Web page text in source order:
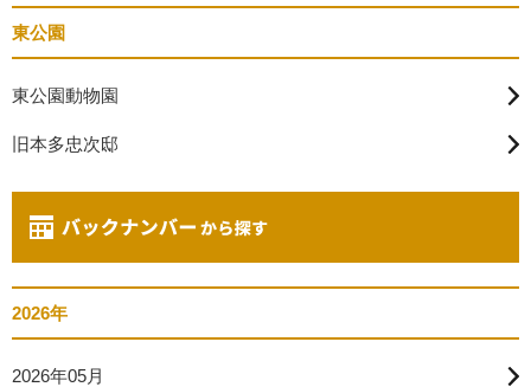
東公園
東公園動物園
旧本多忠次邸
2026年
2026年05月